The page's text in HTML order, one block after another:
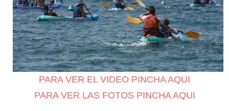
PARA VER EL VIDEO PINCHA AQUI
PARA VER LAS FOTOS PINCHA AQUI